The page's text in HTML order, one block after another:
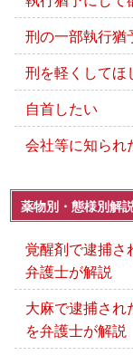
刑の一部執行猶
刑を軽くしてほ
自首したい
会社等に知られ
薬物別・態様別解
覚醒剤で逮捕さ
弁護士が解説
大麻で逮捕さ
を弁護士が解説